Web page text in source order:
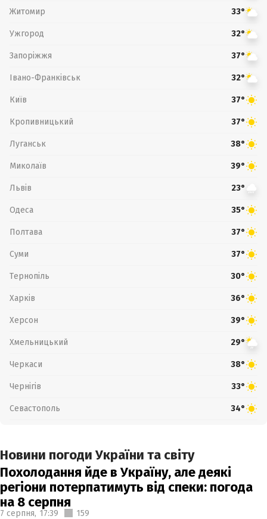
Житомир 33°
Ужгород 32°
Запоріжжя 37°
Івано-Франківськ 32°
Київ 37°
Кропивницький 37°
Луганськ 38°
Миколаїв 39°
Львів 23°
Одеса 35°
Полтава 37°
Суми 37°
Тернопіль 30°
Харків 36°
Херсон 39°
Хмельницький 29°
Черкаси 38°
Чернігів 33°
Севастополь 34°
Новини погоди України та світу
Похолодання йде в Україну, але деякі
регіони потерпатимуть від спеки: погода
на 8 серпня
7 серпня, 17:39 159